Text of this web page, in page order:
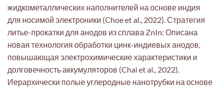
жидкометаллических наполнителей на основе индия
для носимой электроники (Choe et al., 2022). Стратегия
литье-прокатки для анодов из сплава ZnIn: Описана
новая технология обработки цинк-индиевых анодов,
повышающая электрохимические характеристики и
долговечность аккумуляторов (Chai et al., 2022).
Иерархически полые углеродные нанотрубки на основе